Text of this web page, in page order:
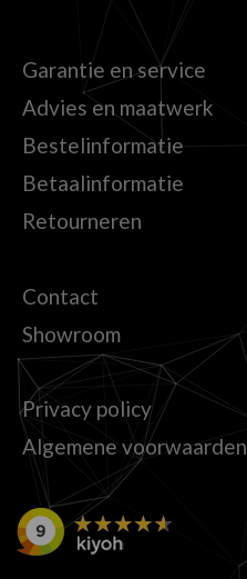
Garantie en service
Advies en maatwerk
Bestelinformatie
Betaalinformatie
Retourneren
Contact
Showroom
Privacy policy
Algemene voorwaarden